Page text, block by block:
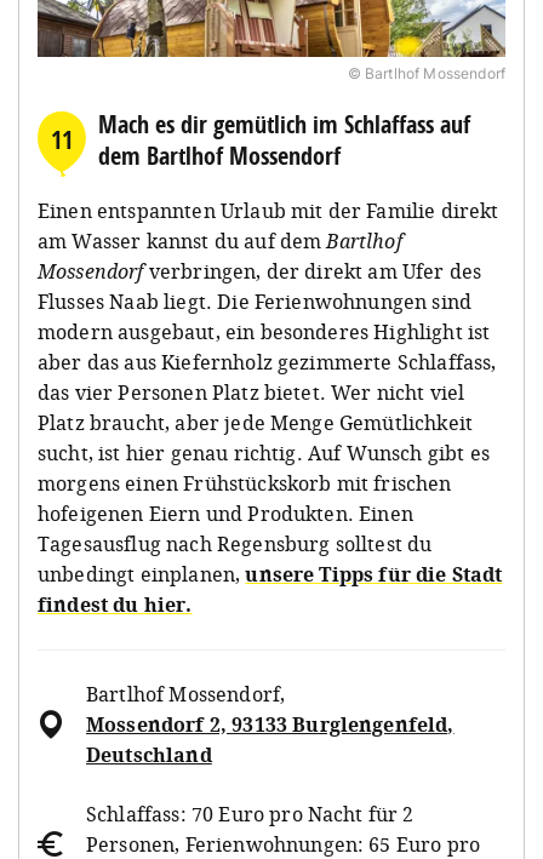
© Bartlhof Mossendorf
11
Mach es dir gemütlich im Schlaffass auf
dem Bartlhof Mossendorf
Einen entspannten Urlaub mit der Familie direkt
am Wasser kannst du auf demBartlhof
Mossendorfverbringen, der direkt am Ufer des
Flusses Naab liegt. Die Ferienwohnungen sind
modern ausgebaut, ein besonderes Highlight ist
aber das aus Kiefernholz gezimmerte Schlaffass,
das vier Personen Platz bietet. Wer nicht viel
Platz braucht, aber jede Menge Gemütlichkeit
sucht, ist hier genau richtig. Auf Wunsch gibt es
morgens einen Frühstückskorb mit frischen
hofeigenen Eiern und Produkten. Einen
Tagesausflug nach Regensburg solltest du
unbedingt einplanen,unsere Tipps für die Stadt
findest du hier.
Bartlhof Mossendorf,
Mossendorf 2, 93133 Burglengenfeld,
Deutschland
Schlaffass: 70 Euro pro Nacht für 2
Personen, Ferienwohnungen: 65 Euro pro